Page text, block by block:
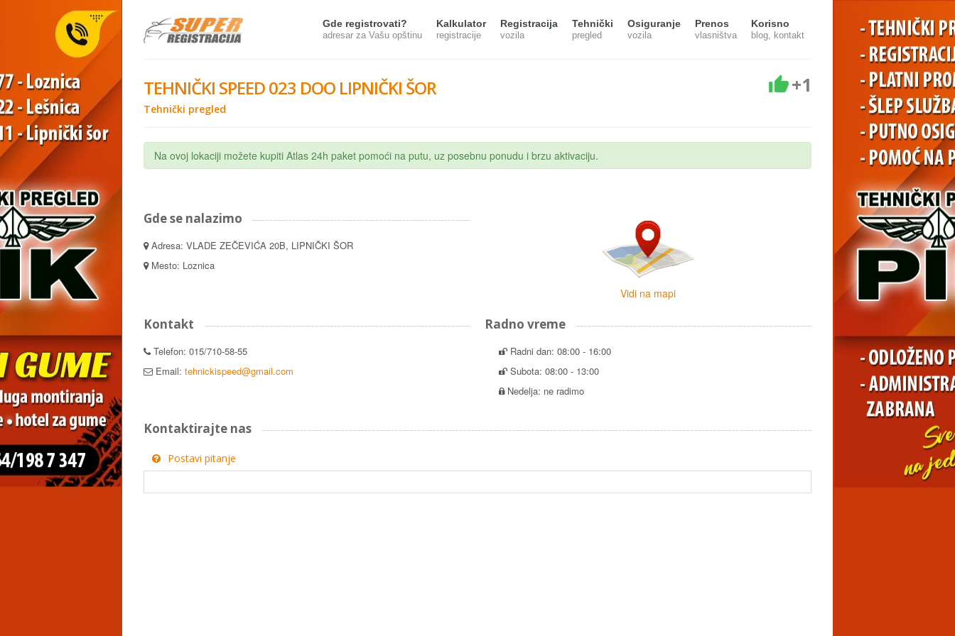
Gde registrovati?
adresar za Vašu opštinu
Kalkulator
registracije
Registracija
vozila
Tehnički
pregled
Osiguranje
vozila
Prenos
vlasništva
Korisno
blog, kontakt
TEHNIČKI SPEED 023 DOO LIPNIČKI ŠOR
Tehnički pregled
+1
Na ovoj lokaciji možete kupiti Atlas 24h paket pomoći na putu, uz posebnu ponudu i brzu aktivaciju.
Gde se nalazimo
Adresa: VLADE ZEČEVIĆA 20B, LIPNIČKI ŠOR
Mesto: Loznica
Vidi na mapi
Kontakt
Telefon: 015/710-58-55
Email: tehnickispeed@gmail.com
Radno vreme
Radni dan: 08:00 - 16:00
Subota: 08:00 - 13:00
Nedelja: ne radimo
Kontaktirajte nas
Postavi pitanje